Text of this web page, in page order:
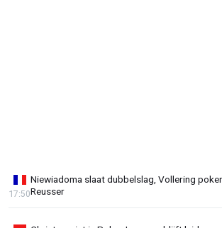
Niewiadoma slaat dubbelslag, Vollering
Reusser
17:50